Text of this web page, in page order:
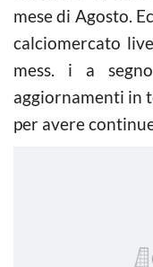
mese di Agosto.
calciomercato
mess. i a
aggiornamenti in
per avere